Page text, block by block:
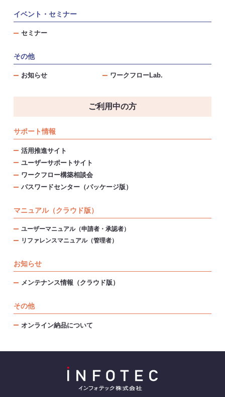
イベント・セミナー
セミナー
その他
お知らせ ワークフローLab.
ご利用中の方
サポート情報
活用推進サイト
ユーザーサポートサイト
ワークフロー構築相談会
パスワードセンター（パッケージ版）
マニュアル（クラウド版）
ユーザーマニュアル（申請者・承認者）
リファレンスマニュアル（管理者）
お知らせ
メンテナンス情報（クラウド版）
その他
オンライン納品について